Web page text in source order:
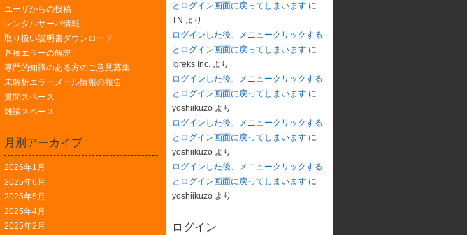
ユーザからの投稿
レンタルサーバ情報
取り扱い説明書ダウンロード
各種エラーの解説
専門的知識のある方のご意見募集
未解析エラーメール情報の報告
質問スペース
雑談スペース
月別アーカイブ
2026年1月
2025年6月
2025年5月
2025年4月
2025年2月
とログイン画面に戻ってしまいます に
TN より
ログインした後、メニュークリックする
とログイン画面に戻ってしまいます に
Igreks Inc. より
ログインした後、メニュークリックする
とログイン画面に戻ってしまいます に
yoshiikuzo より
ログインした後、メニュークリックする
とログイン画面に戻ってしまいます に
yoshiikuzo より
ログインした後、メニュークリックする
とログイン画面に戻ってしまいます に
yoshiikuzo より
ログイン